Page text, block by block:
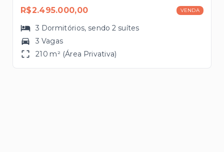
R$2.495.000,00 VENDA
3 Dormitórios, sendo2 suítes
3 Vagas
210 m² (Área Privativa)